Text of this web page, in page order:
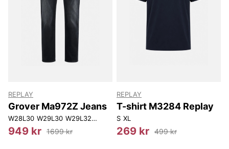
REPLAY
Grover Ma972Z Jeans
W28L30 W29L30 W29L32 W30L30 W30L32
949 kr 1699 kr
REPLAY
T-shirt M3284 Replay
S XL
269 kr 499 kr